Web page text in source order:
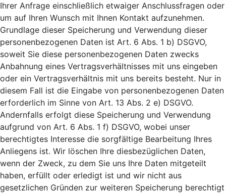
Ihrer Anfrage einschließlich etwaiger Anschlussfragen oder
um auf Ihren Wunsch mit Ihnen Kontakt aufzunehmen.
Grundlage dieser Speicherung und Verwendung dieser
personenbezogenen Daten ist Art. 6 Abs. 1 b) DSGVO,
soweit Sie diese personenbezogenen Daten zwecks
Anbahnung eines Vertragsverhältnisses mit uns eingeben
oder ein Vertragsverhältnis mit uns bereits besteht. Nur in
diesem Fall ist die Eingabe von personenbezogenen Daten
erforderlich im Sinne von Art. 13 Abs. 2 e) DSGVO.
Andernfalls erfolgt diese Speicherung und Verwendung
aufgrund von Art. 6 Abs. 1 f) DSGVO, wobei unser
berechtigtes Interesse die sorgfältige Bearbeitung Ihres
Anliegens ist. Wir löschen Ihre diesbezüglichen Daten,
wenn der Zweck, zu dem Sie uns Ihre Daten mitgeteilt
haben, erfüllt oder erledigt ist und wir nicht aus
gesetzlichen Gründen zur weiteren Speicherung berechtigt